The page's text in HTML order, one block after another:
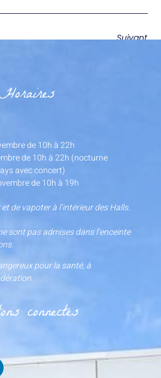
Suivant
Horaires
de 10h à 22h
de 10h à 22h (nocturne
avec concert)
de 10h à 19h
de vapoter à l’intérieur des Halls.
sont pas admises dans l’enceinte
pour la santé, à
connectés